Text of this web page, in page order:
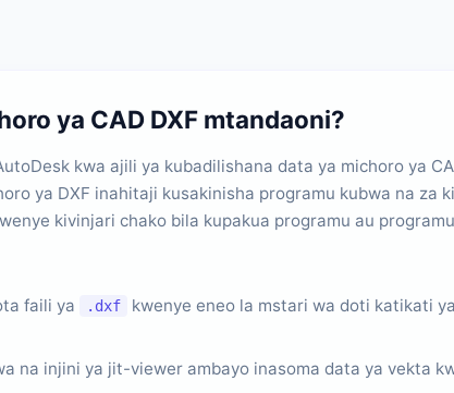
ya CAD DXF mtandaoni?
kwa ajili ya kubadilishana data ya michoro ya
ya DXF inahitaji kusakinisha programu kubwa na za
kivinjari chako bila kupakua programu au
faili ya .dxf
kwenye eneo la mstari wa doti katikati
na injini ya jit-viewer ambayo inasoma data ya vekta